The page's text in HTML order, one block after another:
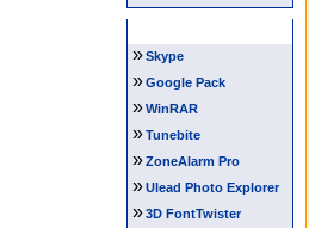
»Skype
»Google Pack
»WinRAR
»Tunebite
»ZoneAlarm Pro
»Ulead Photo Explorer
»3D FontTwister